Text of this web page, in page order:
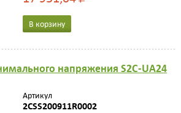
В корзину
напряжения S2C-UA24
Артикул
2CSS200911R0002